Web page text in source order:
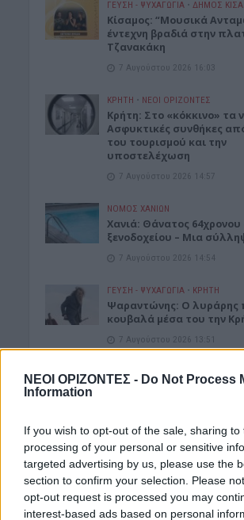
ΝΕΟΙ ΟΡΙΖΟΝΤΕΣ - Do Not Process
Information
If you wish to opt-out of the sale, sharing
processing of your personal or sensitive
targeted advertising by us, please use the
section to confirm your selection. Please
opt-out request is processed you may
interest-based ads based on personal
ΓΕΎΣΗ - ΨΥΧΑΓΩΓΊΑ • ΔΉΜΟΣ
Κίσαμος: “Μουσικά
έντεχνη βραδιά στην
Τζανακάκη
7 Αυγούστου 2026 16:03
ΚΡΗΤΗ • ΝΕΟΙ ΟΡΙΖΟΝΤΕΣ
Κρήτη: Στο «κόκκινο» τα
Ασφυκτικές συνθήκες
του τουρισμού και την
υποστελέχωση
7 Αυγούστου 2026 14:57
ΝΟΜΌΣ ΧΑΝΊΩΝ
Χανιά: Θάνατος 64χρονου
ξενοδοχείου – Μια
7 Αυγούστου 2026 14:54
ΓΕΎΣΗ - ΨΥΧΑΓΩΓΊΑ • ΚΡΗΤΗ
Ψαραντώνης: Ο λυράρης
κουβαλά μέσα του την
7 Αυγούστου 2026 13:51
ΑΓΡΟΤΙΚΑ ΝΕΟΙ ΟΡΙΖΟΝΤΕΣ
Ανάσα για χιλιάδες
7 Αυγούστου 2026 13:30
ΓΕΎΣΗ - ΨΥΧΑΓΩΓΊΑ
Συνταγή: Ξεροτήγανα, το
γλυκό της Κρήτης
7 Αυγούστου 2026 13:11